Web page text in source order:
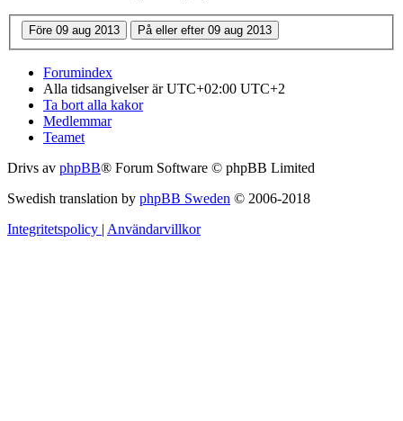
Forumindex
Alla tidsangivelser är UTC+02:00 UTC+2
Ta bort alla kakor
Medlemmar
Teamet
Drivs av phpBB® Forum Software © phpBB Limited
Swedish translation by phpBB Sweden © 2006-2018
Integritetspolicy | Användarvillkor